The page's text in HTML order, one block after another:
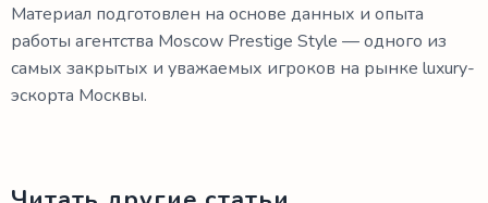
Материал подготовлен на основе данных и опыта
работы агентства Moscow Prestige Style — одного из
самых закрытых и уважаемых игроков на рынке luxury-
эскорта Москвы.